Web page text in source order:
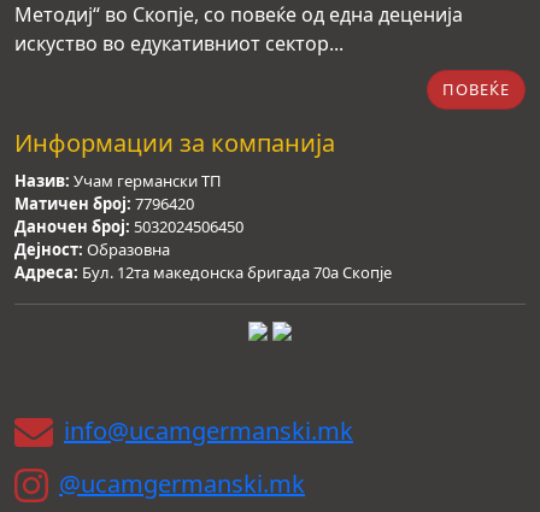
Методиј“ во Скопје, со повеќе од една деценија
искуство во едукативниот сектор...
ПОВЕЌЕ
Информации за компанија
Назив: Учам германски ТП
Матичен број: 7796420
Даночен број: 5032024506450
Дејност: Образовна
Адреса: Бул. 12та македонска бригада 70а Скопје
info@ucamgermanski.mk
@ucamgermanski.mk